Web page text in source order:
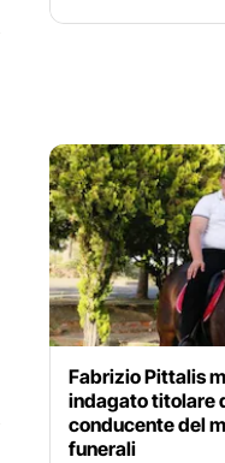
Fabrizio Pittalis
indagato titolare
conducente del
funerali